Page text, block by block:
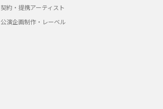
契約・提携アーティスト
公演企画制作・レーベル